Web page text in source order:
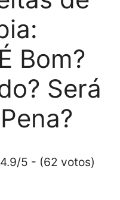
Bom?
Será
4.9/5 - (62 votos)